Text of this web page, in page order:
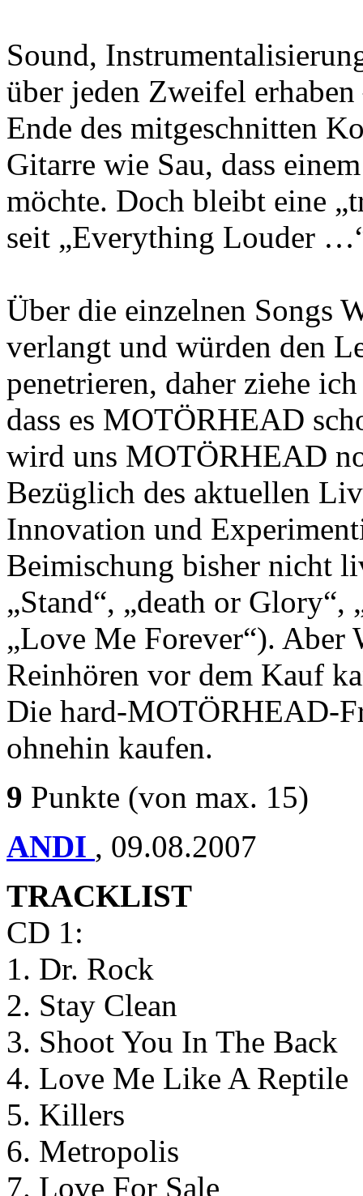
Sound,
über jeden Zweifel
Ende des mitgeschnitten
Gitarre wie Sau, dass
möchte. Doch bleibt eine
seit „Everything Louder
Über die einzelnen Songs
verlangt und würden den
penetrieren, daher ziehe
dass es MOTÖRHEAD
wird uns MOTÖRHEAD
Bezüglich des aktuellen
Innovation und
Beimischung bisher nicht
„Stand“, „death or
„Love Me Forever“).
Reinhören vor dem Kauf
Die hard-MOTÖRHEAD-
ohnehin kaufen.
9 Punkte (von max. 15)
ANDI , 09.08.2007
TRACKLIST
CD 1:
1. Dr. Rock
2. Stay Clean
3. Shoot You In The Back
4. Love Me Like A Reptile
5. Killers
6. Metropolis
7. Love For Sale